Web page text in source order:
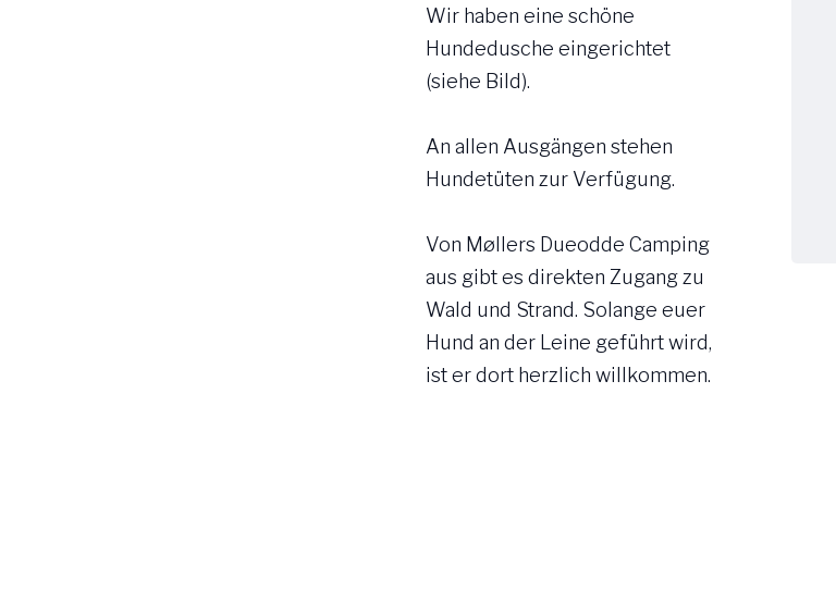
Wir haben eine schöne
Hundedusche eingerichtet
(siehe Bild).
An allen Ausgängen stehen
Hundetüten zur Verfügung.
Von Møllers Dueodde Camping
aus gibt es direkten Zugang zu
Wald und Strand. Solange euer
Hund an der Leine geführt wird,
ist er dort herzlich willkommen.